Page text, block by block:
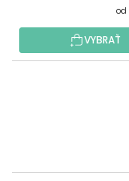
od
VYBRAŤ